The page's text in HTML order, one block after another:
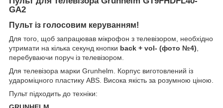
GA2
Пульт із голосовим керуванням!
Для того, щоб запрацював мікрофон з телевізором, необхідно
утримати на кілька секунд кнопки back + vol- (фото №4)
перебуваючи поруч із телевізором.
Для телевізора марки Grunhelm. Корпус виготовлений із
удароміцного пластику ABS. Висока якість за розумною ціною.
Пульт підходить до техніки: